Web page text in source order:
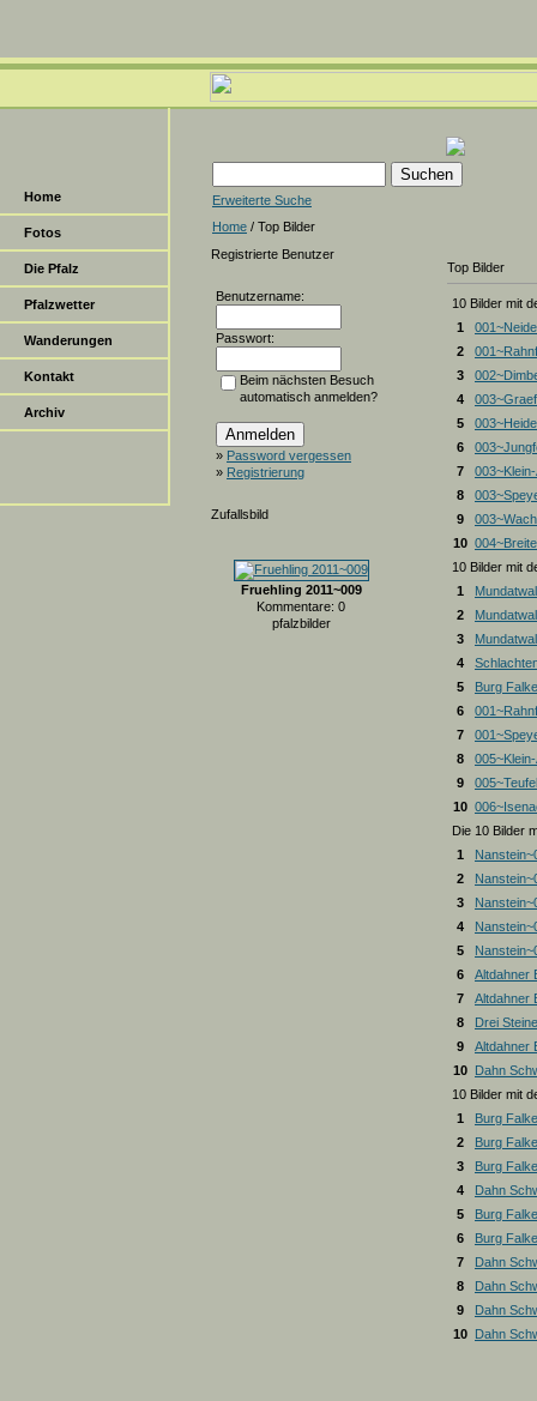
Home
Fotos
Die Pfalz
Pfalzwetter
Wanderungen
Kontakt
Archiv
Erweiterte Suche
Home / Top Bilder
Registrierte Benutzer
Benutzername:
Passwort:
Beim nächsten Besuch
automatisch anmelden?
» Password vergessen
» Registrierung
Zufallsbild
Fruehling 2011~009
Kommentare: 0
pfalzbilder
Top Bilder
10 Bilder mit
1
2
3
4
5
6
7
8
9
10
10 Bilder mit
1
2
3
4
5
Burg
6
7
8
9
10
Die 10 Bilder
1
2
3
4
5
6
Altdahner
7
Altdahner
8
Drei
9
Altdahner
10
Dahn
10 Bilder mit
1
Burg
2
Burg
3
Burg
4
Dahn
5
Burg
6
Burg
7
Dahn
8
Dahn
9
Dahn
10
Dahn